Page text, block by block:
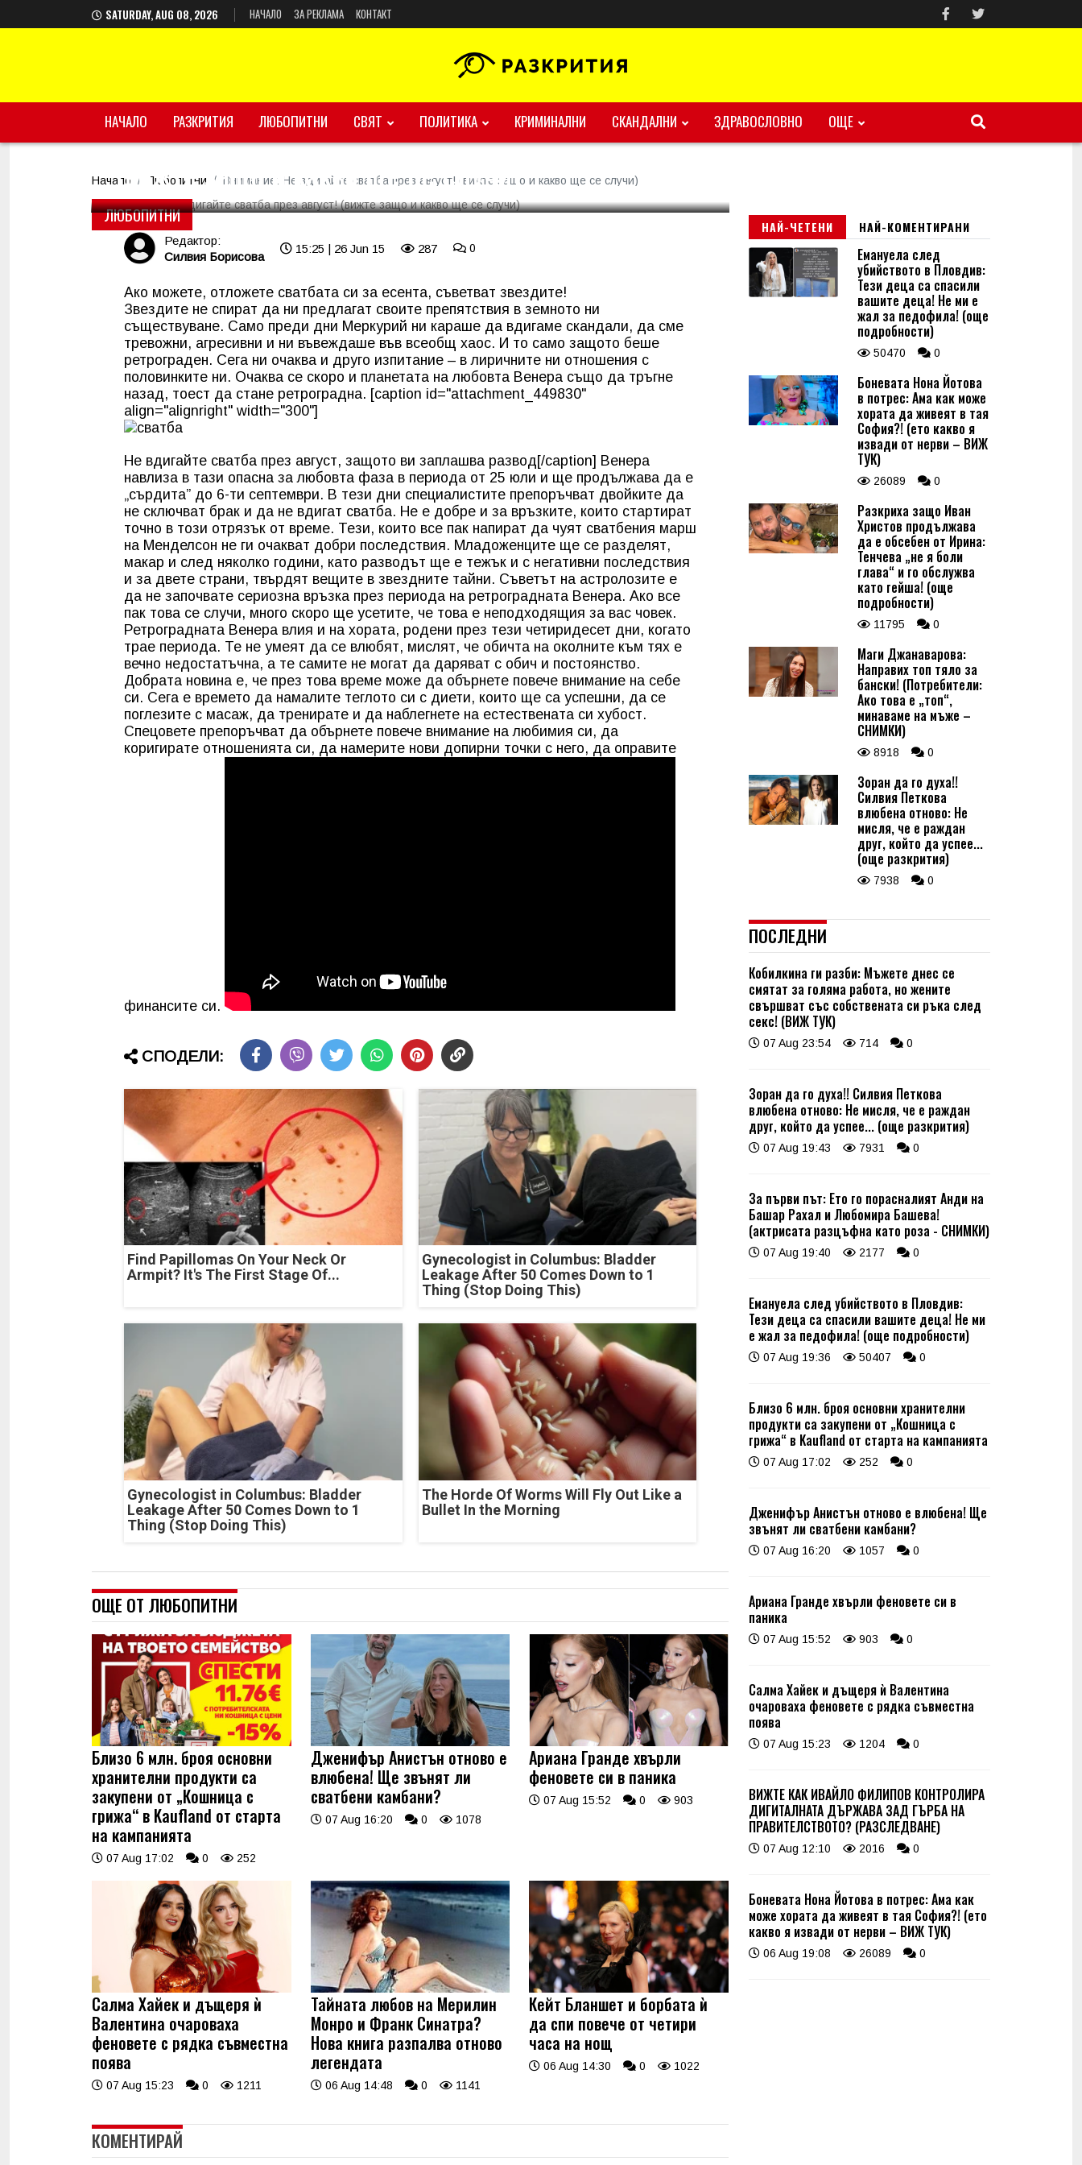
SATURDAY, AUG 08, 2026 НАЧАЛО ЗА РЕКЛАМА КОНТАКТ
НАЧАЛО РАЗКРИТИЯ ЛЮБОПИТНИ СВЯТ ПОЛИТИКА КРИМИНАЛНИ СКАНДАЛНИ ЗДРАВОСЛОВНО ОЩЕ
Начало Любопитни Внимание: Не вдигайте сватба през август! (вижте защо и какво ще се случи)
ЛЮБОПИТНИ
Внимание: Не вдигайте сватба през август!
(вижте защо и какво ще се случи)
Редактор:
Силвия Борисова
15:25 | 26 Jun 15 287 0
Ако можете, отложете сватбата си за есента, съветват звездите!
Звездите не спират да ни предлагат своите препятствия в земното ни
съществуване. Само преди дни Меркурий ни караше да вдигаме скандали, да сме
тревожни, агресивни и ни въвеждаше във всеобщ хаос. И то само защото беше
ретрограден. Сега ни очаква и друго изпитание – в лиричните ни отношения с
половинките ни. Очаква се скоро и планетата на любовта Венера също да тръгне
назад, тоест да стане ретроградна. [caption id="attachment_449830"
align="alignright" width="300"]
Не вдигайте сватба през август, защото ви заплашва развод[/caption] Венера
навлиза в тази опасна за любовта фаза в периода от 25 юли и ще продължава да е
„сърдита” до 6-ти септември. В тези дни специалистите препоръчват двойките да
не сключват брак и да не вдигат сватба. Не е добре и за връзките, които стартират
точно в този отрязък от време. Тези, които все пак напират да чуят сватбения марш
на Менделсон не ги очакват добри последствия. Младоженците ще се разделят,
макар и след няколко години, като разводът ще е тежък и с негативни последствия
и за двете страни, твърдят вещите в звездните тайни. Съветът на астролозите е
да не започвате сериозна връзка през периода на ретроградната Венера. Ако все
пак това се случи, много скоро ще усетите, че това е неподходящия за вас човек.
Ретроградната Венера влия и на хората, родени през тези четиридесет дни, когато
трае периода. Те не умеят да се влюбят, мислят, че обичта на околните към тях е
вечно недостатъчна, а те самите не могат да даряват с обич и постоянство.
Добрата новина е, че през това време може да обърнете повече внимание на себе
си. Сега е времето да намалите теглото си с диети, които ще са успешни, да се
поглезите с масаж, да тренирате и да наблегнете на естествената си хубост.
Спецовете препоръчват да обърнете повече внимание на любимия си, да
коригирате отношенията си, да намерите нови допирни точки с него, да оправите
финансите си.
СПОДЕЛИ:
Find Papillomas On Your Neck Or
Armpit? It's The First Stage Of...
Gynecologist in Columbus: Bladder
Leakage After 50 Comes Down to 1
Thing (Stop Doing This)
Gynecologist in Columbus: Bladder
Leakage After 50 Comes Down to 1
Thing (Stop Doing This)
The Horde Of Worms Will Fly Out Like a
Bullet In the Morning
ОЩЕ ОТ ЛЮБОПИТНИ
Близо 6 млн. броя основни
хранителни продукти са
закупени от „Кошница с
грижа“ в Kaufland от старта
на кампанията
07 Aug 17:02 0 252
Дженифър Анистън отново е
влюбена! Ще звънят ли
сватбени камбани?
07 Aug 16:20 0 1078
Ариана Гранде хвърли
феновете си в паника
07 Aug 15:52 0 903
Салма Хайек и дъщеря ѝ
Валентина очароваха
феновете с рядка съвместна
поява
07 Aug 15:23 0 1211
Тайната любов на Мерилин
Монро и Франк Синатра?
Нова книга разпалва отново
легендата
06 Aug 14:48 0 1141
Кейт Бланшет и борбата ѝ
да спи повече от четири
часа на нощ
06 Aug 14:30 0 1022
КОМЕНТИРАЙ
НАЙ-ЧЕТЕНИ НАЙ-КОМЕНТИРАНИ
Емануела след
убийството в Пловдив:
Тези деца са спасили
вашите деца! Не ми е
жал за педофила! (още
подробности)
50470 0
Боневата Нона Йотова
в потрес: Ама как може
хората да живеят в тая
София?! (ето какво я
извади от нерви – ВИЖ
ТУК)
26089 0
Разкриха защо Иван
Христов продължава
да е обсебен от Ирина:
Тенчева „не я боли
глава“ и го обслужва
като гейша! (още
подробности)
11795 0
Маги Джанаварова:
Направих топ тяло за
бански! (Потребители:
Ако това е „топ“,
минаваме на мъже –
СНИМКИ)
8918 0
Зоран да го духа!!
Силвия Петкова
влюбена отново: Не
мисля, че е раждан
друг, който да успее...
(още разкрития)
7938 0
ПОСЛЕДНИ
Кобилкина ги разби: Мъжете днес се
смятат за голяма работа, но жените
свършват със собствената си ръка след
секс! (ВИЖ ТУК)
07 Aug 23:54 714 0
Зоран да го духа!! Силвия Петкова
влюбена отново: Не мисля, че е раждан
друг, който да успее... (още разкрития)
07 Aug 19:43 7931 0
За първи път: Ето го порасналият Анди на
Башар Рахал и Любомира Башева!
(актрисата разцъфна като роза - СНИМКИ)
07 Aug 19:40 2177 0
Емануела след убийството в Пловдив:
Тези деца са спасили вашите деца! Не ми
е жал за педофила! (още подробности)
07 Aug 19:36 50407 0
Близо 6 млн. броя основни хранителни
продукти са закупени от „Кошница с
грижа“ в Kaufland от старта на кампанията
07 Aug 17:02 252 0
Дженифър Анистън отново е влюбена! Ще
звънят ли сватбени камбани?
07 Aug 16:20 1057 0
Ариана Гранде хвърли феновете си в
паника
07 Aug 15:52 903 0
Салма Хайек и дъщеря ѝ Валентина
очароваха феновете с рядка съвместна
поява
07 Aug 15:23 1204 0
ВИЖТЕ КАК ИВАЙЛО ФИЛИПОВ КОНТРОЛИРА
ДИГИТАЛНАТА ДЪРЖАВА ЗАД ГЪРБА НА
ПРАВИТЕЛСТВОТО? (РАЗСЛЕДВАНЕ)
07 Aug 12:10 2016 0
Боневата Нона Йотова в потрес: Ама как
може хората да живеят в тая София?! (ето
какво я извади от нерви – ВИЖ ТУК)
06 Aug 19:08 26089 0